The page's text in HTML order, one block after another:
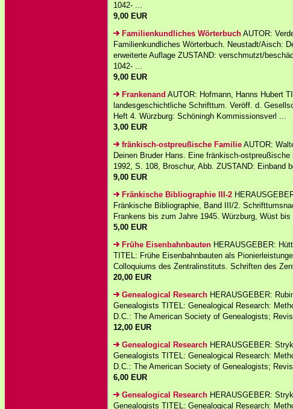
1042- ...
9,00 EUR
Familienkundliches Wörterbuch AUTOR:
Familienkundliches Wörterbuch. Neustadt/Aisch:
erweiterte Auflage ZUSTAND: verschmutzt/
1042- ...
9,00 EUR
Frankenand AUTOR: Hofmann, Hanns Hubert
landesgeschichtliche Schrifttum. Veröff. d.
Heft 4. Würzburg: Schöningh Kommissionsverl ...
3,00 EUR
fränkisch-ostpreußische Familie AUTOR:
Deinen Bruder Hans. Eine fränkisch-
1992, S. 108, Broschur, Abb. ZUSTAND: Einband
9,00 EUR
Fränkische Bibliographie III-2
Fränkische Bibliographie, Band III/2.
Frankens bis zum Jahre 1945. Würzburg, Wüst
5,00 EUR
Frühe Eisenbahnbauten HERAUSGEBER:
TITEL: Frühe Eisenbahnbauten als
Colloquiums des Zentralinstituts. Schriften des
20,00 EUR
Genealogical Research HERAUSGEBER:
Genealogists TITEL: Genealogical Research:
D.C.: The American Society of Genealogists;
12,00 EUR
Genealogical Research HERAUSGEBER:
Genealogists TITEL: Genealogical Research:
D.C.: The American Society of Genealogists;
6,00 EUR
Genealogical Research HERAUSGEBER:
Genealogists TITEL: Genealogical Research: